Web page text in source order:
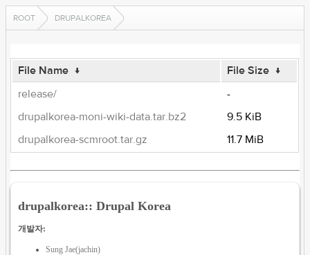
ROOT DRUPALKOREA
File Name ↓ File Size ↓
release/
-
drupalkorea-moni-wiki-data.tar.bz2
9.5 KiB
drupalkorea-scmroot.tar.gz
11.7 MiB
drupalkorea:: Drupal Korea
개발자:
Sung Jae(jachin)